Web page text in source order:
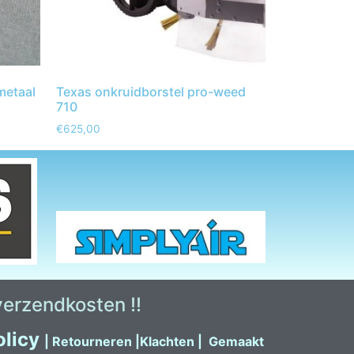
Texas onkruidborstel pro-weed
710
€625,00
!!
Retourneren Klachten Gemaakt